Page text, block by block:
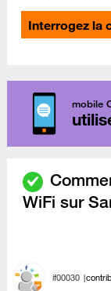
Interrogez la
mobile
WiFi sur
if00030